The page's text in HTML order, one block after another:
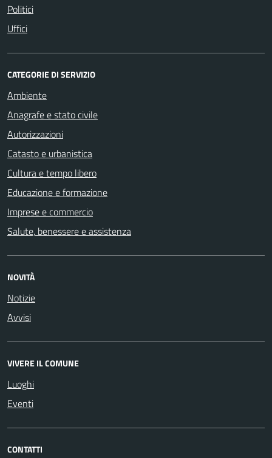
Politici
Uffici
CATEGORIE DI SERVIZIO
Ambiente
Anagrafe e stato civile
Autorizzazioni
Catasto e urbanistica
Cultura e tempo libero
Educazione e formazione
Imprese e commercio
Salute, benessere e assistenza
NOVITÀ
Notizie
Avvisi
VIVERE IL COMUNE
Luoghi
Eventi
CONTATTI